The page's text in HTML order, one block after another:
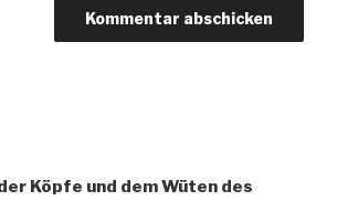
Köpfe und dem Wüten des